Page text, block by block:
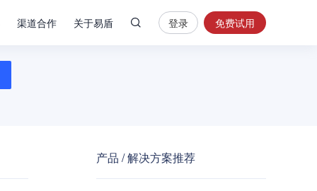
渠道合作 关于易盾
安
全
登录 免费试用
产品 / 解决方案推荐